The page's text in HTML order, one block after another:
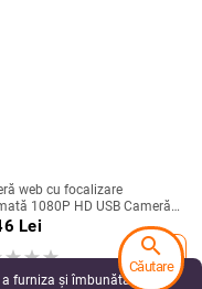
web cu focalizare
1080P HD USB Cameră
computer Microfon
Driver gratuit Periferice
computer Camere web
Lei
add_shopping_cart
furniza și îmbunătăți
search
Căutare